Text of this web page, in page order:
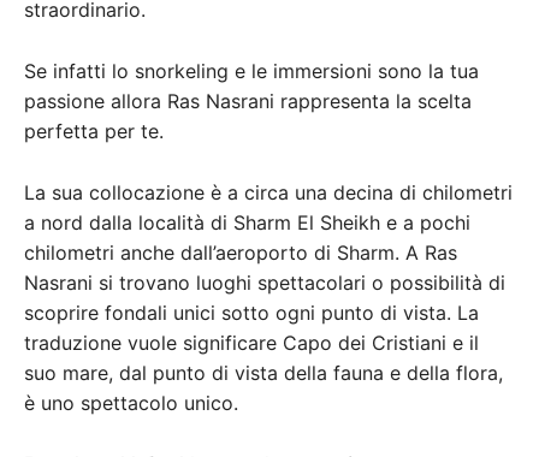
straordinario.
Se infatti lo snorkeling e le immersioni sono la tua
passione allora Ras Nasrani rappresenta la scelta
perfetta per te.
La sua collocazione è a circa una decina di chilometri
a nord dalla località di Sharm El Sheikh e a pochi
chilometri anche dall’aeroporto di Sharm. A Ras
Nasrani si trovano luoghi spettacolari o possibilità di
scoprire fondali unici sotto ogni punto di vista. La
traduzione vuole significare Capo dei Cristiani e il
suo mare, dal punto di vista della fauna e della flora,
è uno spettacolo unico.